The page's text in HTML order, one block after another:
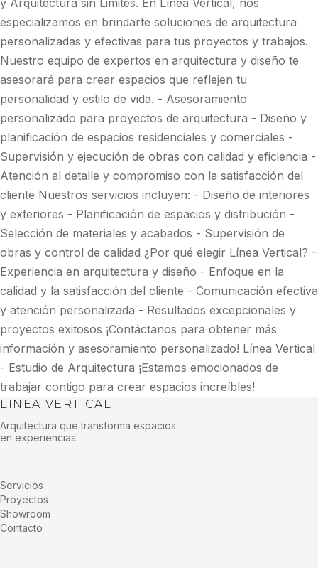
y Arquitectura sin Limites. En Línea Vertical, nos
especializamos en brindarte soluciones de arquitectura
personalizadas y efectivas para tus proyectos y trabajos.
Nuestro equipo de expertos en arquitectura y diseño te
asesorará para crear espacios que reflejen tu
personalidad y estilo de vida. - Asesoramiento
personalizado para proyectos de arquitectura - Diseño y
planificación de espacios residenciales y comerciales -
Supervisión y ejecución de obras con calidad y eficiencia -
Atención al detalle y compromiso con la satisfacción del
cliente Nuestros servicios incluyen: - Diseño de interiores
y exteriores - Planificación de espacios y distribución -
Selección de materiales y acabados - Supervisión de
obras y control de calidad ¿Por qué elegir Línea Vertical? -
Experiencia en arquitectura y diseño - Enfoque en la
calidad y la satisfacción del cliente - Comunicación efectiva
y atención personalizada - Resultados excepcionales y
proyectos exitosos ¡Contáctanos para obtener más
información y asesoramiento personalizado! Línea Vertical
- Estudio de Arquitectura ¡Estamos emocionados de
trabajar contigo para crear espacios increíbles!
LINEA VERTICAL
Arquitectura que transforma espacios
en experiencias.
Servicios
Proyectos
Showroom
Contacto